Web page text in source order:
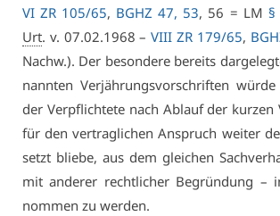
VI ZR 105/65, BGHZ 47, 53, 56 = LM
Urt. v. 07.02.1968 –VI­II ZR 179/65,
Nachw.). Der be­son­de­re be­reits
nann­ten Ver­jäh­rungs­vor­schrif­ten
der Ver­pflich­te­te nach Ab­lauf der kur­zen
für den ver­trag­li­chen An­spruch wei­ter
setzt blie­be, aus dem glei­chen
mit an­de­rer recht­li­cher Be­grün­dung –
nom­men zu wer­den.